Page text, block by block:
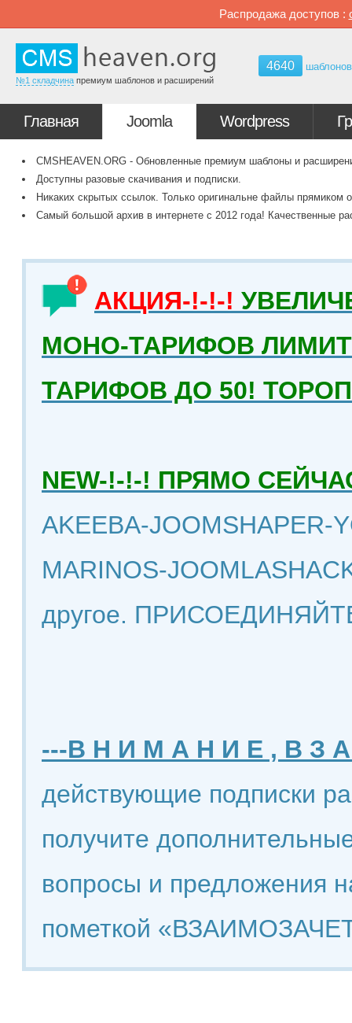
Распродажа доступов :
№1 складчина премиум шаблонов и расширений
4640 шаблонов
Главная Joomla Wordpress
CMSHEAVEN.ORG - Обновленные премиум шаблоны и
Доступны разовые скачивания и подписки.
Никаких скрытых ссылок. Только оригинальне файлы прямиком
Самый большой архив в интернете с 2012 года! Качественные
АКЦИЯ-!-!-!
МОНО-ТАРИФОВ
ТАРИФОВ ДО 50!
NEW-!-!-! ПРЯМО
AKEEBA-JOOMSHAPER-
MARINOS-
другое.
---В Н И М А Н И Е , В З
действующие подписки
получите
вопросы и предложения
пометкой